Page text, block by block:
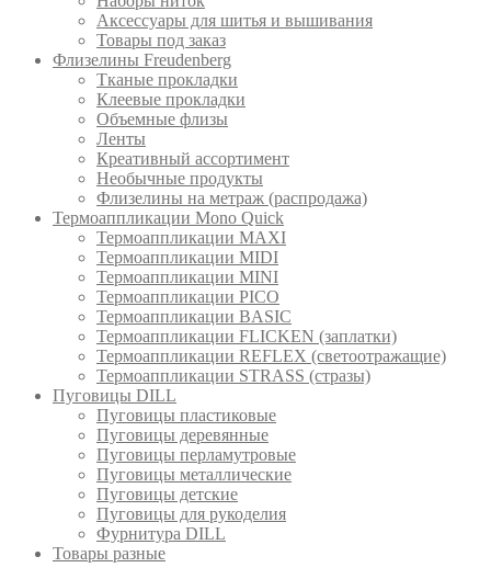
Аксессуары для шитья и вышивания
Товары под заказ
Флизелины Freudenberg
Тканые прокладки
Клеевые прокладки
Объемные флизы
Ленты
Креативный ассортимент
Необычные продукты
Флизелины на метраж (распродажа)
Термоаппликации Mono Quick
Термоаппликации MAXI
Термоаппликации MIDI
Термоаппликации MINI
Термоаппликации PICO
Термоаппликации BASIC
Термоаппликации FLICKEN (заплатки)
Термоаппликации REFLEX (светоотражащие)
Термоаппликации STRASS (стразы)
Пуговицы DILL
Пуговицы пластиковые
Пуговицы деревянные
Пуговицы перламутровые
Пуговицы металлические
Пуговицы детские
Пуговицы для рукоделия
Фурнитура DILL
Товары разные